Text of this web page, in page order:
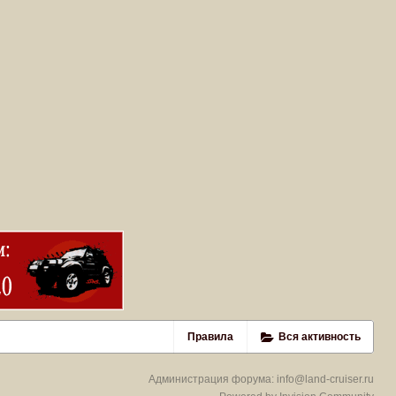
Правила Вся активность
Администрация форума: info@land-cruiser.ru